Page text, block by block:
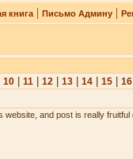
книга| Письмо Админу|
10| 11| 12| 13| 14| 15| 16
website, and post is really